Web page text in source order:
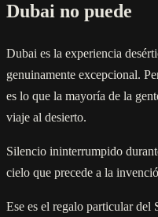
Dubai no puede
Dubai es la experiencia
genuinamente excepcional.
es lo que la mayoría de la
viaje al desierto.
Silencio ininterrumpido
cielo que precede a la
Ese es el regalo particular del